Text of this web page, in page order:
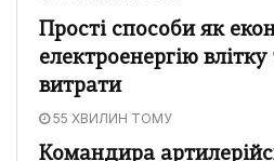
Прості способи як
електроенергію
витрати
55 ХВИЛИН ТОМУ
Командира